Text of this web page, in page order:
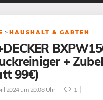
> HAUSHALT & GARTEN
+
99€)
2024 um 20:08 Uhr 1